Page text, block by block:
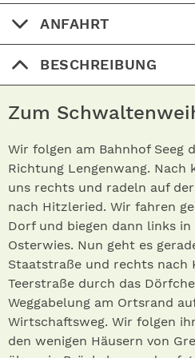
ANFAHRT
BESCHREIBUNG
Zum
Wir folgen am Bahnhof Seeg
Richtung Lengenwang.
uns rechts und radeln auf
nach Hitzleried. Wir fahren
Dorf und biegen dann links
Osterwies. Nun geht es
Staatstraße und rechts nach
Teerstraße durch das
Weggabelung am Ortsrand
Wirtschaftsweg. Wir folgen
den wenigen Häusern von